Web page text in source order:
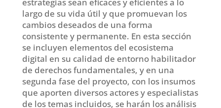
largo de su vida útil y que promuevan los
cambios deseados de una forma
consistente y permanente. En esta sección
se incluyen elementos del ecosistema
digital en su calidad de entorno habilitador
de derechos fundamentales, y en una
segunda fase del proyecto, con los insumos
que aporten diversos actores y especialistas
de los temas incluidos, se harán los análisis